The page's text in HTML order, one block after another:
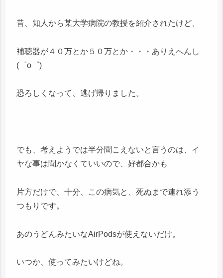
昔、知人から某大学病院の教授を紹介されたけど、
補聴器が４０万とか５０万とか・・・ありえへんし
(゜o゜)
恐ろしくなって、逃げ帰りました。
でも、考えようでは半分聞こえないと言うのは、イ
ヤな事は聞かなくていいので、好都合かも
片方だけで、十分、この病気と、死ぬまで連れ添う
つもりです。
あのうどんみたいなAirPodsが使えないだけ。
いつか、使ってみたいけどね。